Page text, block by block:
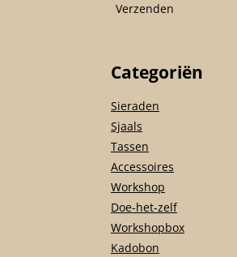
Verzenden
Categoriën
Sieraden
Sjaals
Tassen
Accessoires
Workshop
Doe-het-zelf
Workshopbox
Kadobon